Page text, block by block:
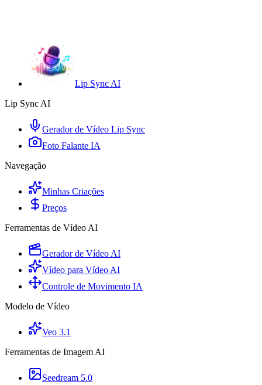
Lip Sync AI
Lip Sync AI
Gerador de Vídeo Lip Sync
Foto Falante IA
Navegação
Minhas Criações
Preços
Ferramentas de Vídeo AI
Gerador de Vídeo AI
Vídeo para Vídeo AI
Controle de Movimento IA
Modelo de Vídeo
Veo 3.1
Ferramentas de Imagem AI
Seedream 5.0